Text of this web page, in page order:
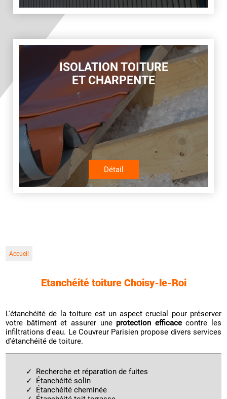
ISOLATION TOITURE
ET CHARPENTE
Détail
Accueil
Etanchéité toiture Choisy-le-Roi
L'étanchéité de la toiture est un aspect crucial pour préserver
votre bâtiment et assurer une protection efficacecontre les
infiltrations d'eau. Le Couvreur Parisien propose divers services
d'étanchéité de toiture.
Recherche et réparation de fuites
Étanchéité solin
Étanchéité cheminée